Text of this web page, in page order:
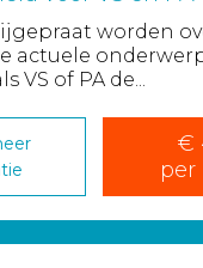
worden
actuele
VS of PA de...
€
per